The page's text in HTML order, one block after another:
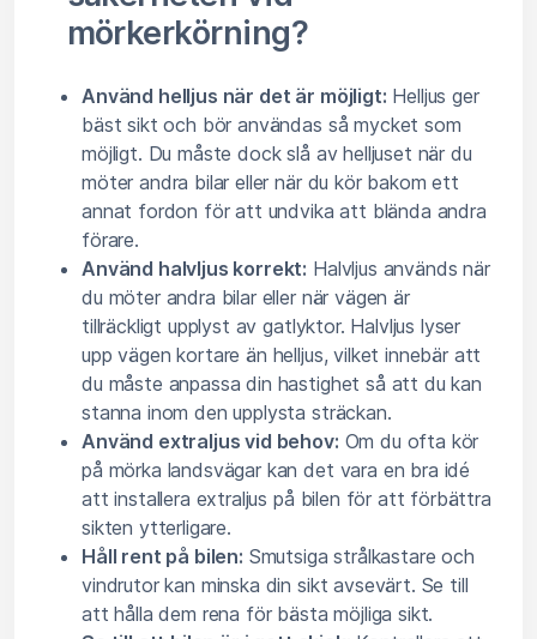
mörkerkörning?
Använd helljus när det är möjligt: Helljus ger
bäst sikt och bör användas så mycket som
möjligt. Du måste dock slå av helljuset när du
möter andra bilar eller när du kör bakom ett
annat fordon för att undvika att blända andra
förare.
Använd halvljus korrekt: Halvljus används när
du möter andra bilar eller när vägen är
tillräckligt upplyst av gatlyktor. Halvljus lyser
upp vägen kortare än helljus, vilket innebär att
du måste anpassa din hastighet så att du kan
stanna inom den upplysta sträckan.
Använd extraljus vid behov: Om du ofta kör
på mörka landsvägar kan det vara en bra idé
att installera extraljus på bilen för att förbättra
sikten ytterligare.
Håll rent på bilen: Smutsiga strålkastare och
vindrutor kan minska din sikt avsevärt. Se till
att hålla dem rena för bästa möjliga sikt.